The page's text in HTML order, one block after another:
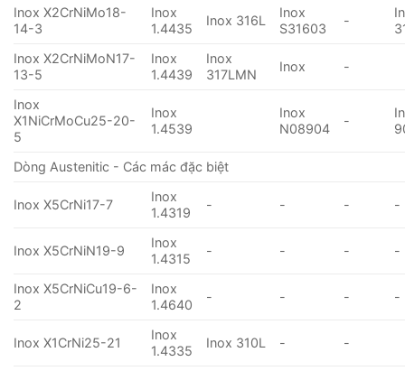
Inox X2CrNiMo18-
14-3
Inox
1.4435
Inox 316L
Inox
S31603
-
Inox X2CrNiMoN17-
13-5
Inox
1.4439
Inox
317LMN
Inox -
Inox
X1NiCrMoCu25-20-
5
Inox
1.4539
Inox
N08904
-
Dòng Austenitic - Các mác đặc biệt
Inox X5CrNi17-7
Inox
1.4319
- - - -
Inox X5CrNiN19-9
Inox
1.4315
- - - -
Inox X5CrNiCu19-6-
2
Inox
1.4640
- - - -
Inox X1CrNi25-21
Inox
1.4335
Inox 310L - -